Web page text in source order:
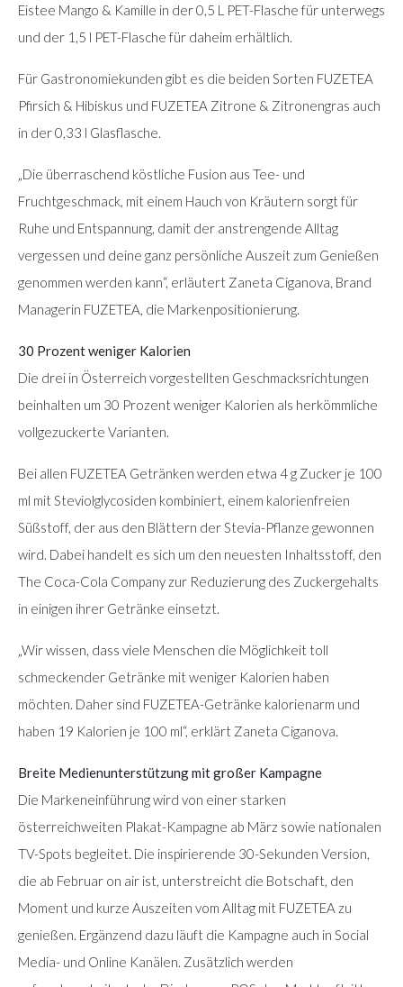
Eistee Mango & Kamille in der 0,5 L PET-Flasche für unterwegs
und der 1,5 l PET-Flasche für daheim erhältlich.
Für Gastronomiekunden gibt es die beiden Sorten FUZETEA
Pfirsich & Hibiskus und FUZETEA Zitrone & Zitronengras auch
in der 0,33 l Glasflasche.
„Die überraschend köstliche Fusion aus Tee- und
Fruchtgeschmack, mit einem Hauch von Kräutern sorgt für
Ruhe und Entspannung, damit der anstrengende Alltag
vergessen und deine ganz persönliche Auszeit zum Genießen
genommen werden kann“, erläutert Zaneta Ciganova, Brand
Managerin FUZETEA, die Markenpositionierung.
30 Prozent weniger Kalorien
Die drei in Österreich vorgestellten Geschmacksrichtungen
beinhalten um 30 Prozent weniger Kalorien als herkömmliche
vollgezuckerte Varianten.
Bei allen FUZETEA Getränken werden etwa 4 g Zucker je 100
ml mit Steviolglycosiden kombiniert, einem kalorienfreien
Süßstoff, der aus den Blättern der Stevia-Pflanze gewonnen
wird. Dabei handelt es sich um den neuesten Inhaltsstoff, den
The Coca-Cola Company zur Reduzierung des Zuckergehalts
in einigen ihrer Getränke einsetzt.
„Wir wissen, dass viele Menschen die Möglichkeit toll
schmeckender Getränke mit weniger Kalorien haben
möchten. Daher sind FUZETEA-Getränke kalorienarm und
haben 19 Kalorien je 100 ml“, erklärt Zaneta Ciganova.
Breite Medienunterstützung mit großer Kampagne
Die Markeneinführung wird von einer starken
österreichweiten Plakat-Kampagne ab März sowie nationalen
TV-Spots begleitet. Die inspirierende 30-Sekunden Version,
die ab Februar on air ist, unterstreicht die Botschaft, den
Moment und kurze Auszeiten vom Alltag mit FUZETEA zu
genießen. Ergänzend dazu läuft die Kampagne auch in Social
Media- und Online Kanälen. Zusätzlich werden